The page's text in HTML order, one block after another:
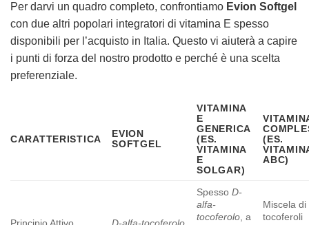
Per darvi un quadro completo, confrontiamo Evion Softgel
con due altri popolari integratori di vitamina E spesso
disponibili per l’acquisto in Italia. Questo vi aiuterà a capire
i punti di forza del nostro prodotto e perché è una scelta
preferenziale.
CARATTERISTICA
EVION
SOFTGEL
VITAMINA
E
GENERICA
(ES.
VITAMINA
E
SOLGAR)
(ES.
ABC)
Principio Attivo
D-alfa-tocoferolo
SpessoD-
alfa-
tocoferolo , a
Miscela di
tocoferoli